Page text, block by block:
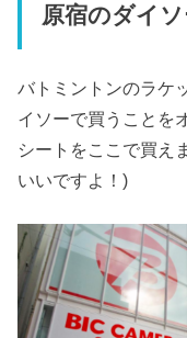
原宿のダイ
バトミントンのラケ
イソーで買うことを
シートをここで買え
いいですよ！)